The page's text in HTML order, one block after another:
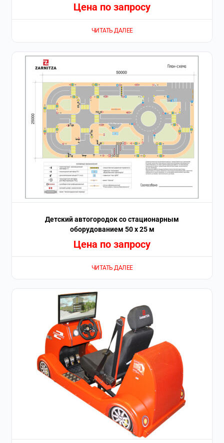
Цена по запросу
ЧИТАТЬ ДАЛЕЕ
Детский автогородок со стационарным
оборудованием 50 х 25 м
Цена по запросу
ЧИТАТЬ ДАЛЕЕ